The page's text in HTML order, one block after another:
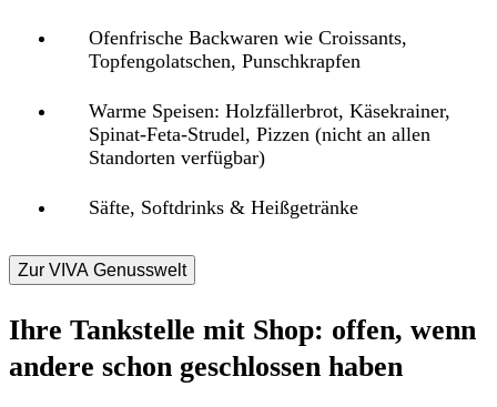
Ofenfrische Backwaren wie Croissants,
Topfengolatschen, Punschkrapfen
Warme Speisen: Holzfällerbrot, Käsekrainer,
Spinat-Feta-Strudel, Pizzen (nicht an allen
Standorten verfügbar)
Säfte, Softdrinks & Heißgetränke
Zur VIVA Genusswelt
Ihre Tankstelle mit Shop: offen, wenn
andere schon geschlossen haben